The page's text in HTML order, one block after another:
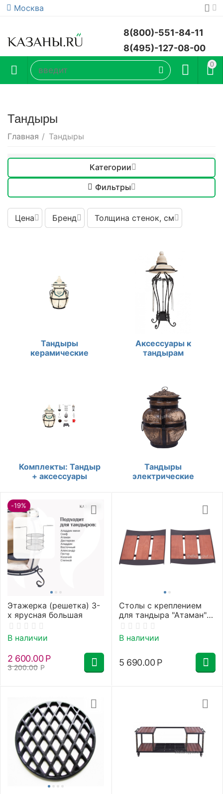
Москва
8(800)-551-84-11
8(495)-127-08-00
0
Тандыры
Главная / Тандыры
Категории
Фильтры
Цена Бренд Толщина стенок, см
Тандыры
керамические
Аксессуары к
тандырам
Комплекты: Тандыр
+ аксессуары
Тандыры
электрические
-19%
Этажерка (решетка) 3-
х ярусная большая
В наличии
3 200.00 Р
2 600.00 Р
Столы с креплением
для тандыра "Атаман"
(2 шт.)
В наличии
5 690.00 Р